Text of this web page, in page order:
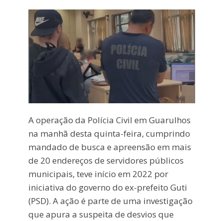
A operação da Polícia Civil em Guarulhos
na manhã desta quinta-feira, cumprindo
mandado de busca e apreensão em mais
de 20 endereços de servidores públicos
municipais, teve início em 2022 por
iniciativa do governo do ex-prefeito Guti
(PSD). A ação é parte de uma investigação
que apura a suspeita de desvios que